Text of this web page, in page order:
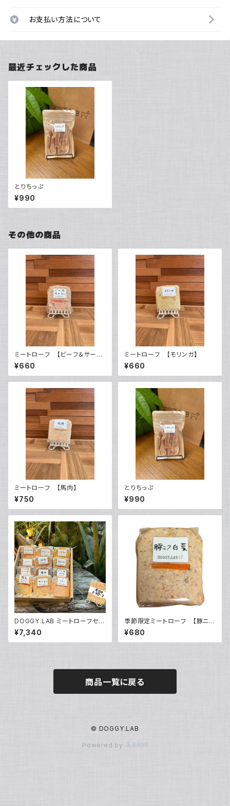
お支払い方法について
最近チェックした商品
とりちっぷ
¥990
その他の商品
ミートローフ 【ビーフ＆サーモ
ン】
¥660
ミートローフ 【モリンガ】
¥660
ミートローフ 【馬肉】
¥750
とりちっぷ
¥990
DOGGY.LAB ミートローフセッ
ト プレゼント付
¥7,340
季節限定ミートローフ 【豚ニク
白菜】
¥680
商品一覧に戻る
© DOGGY.LAB
Powered by